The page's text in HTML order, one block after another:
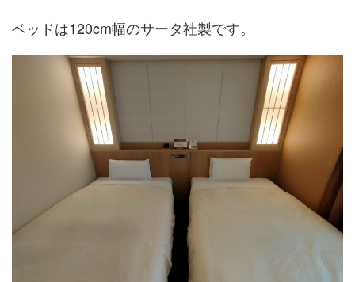
ベッドは120cm幅のサータ社製です。